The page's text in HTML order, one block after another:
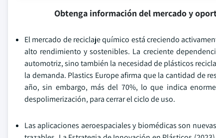
Obtenga información del mercado y
El mercado de reciclaje químico está creciendo
alto rendimiento y sostenibles. La creciente
automotriz, sino también la necesidad de plásticos
la demanda. Plastics Europe afirma que la cantidad de
año, sin embargo, más del 70%, lo que indica
despolimerización, para cerrar el ciclo de uso.
Las aplicaciones aeroespaciales y biomédicas son